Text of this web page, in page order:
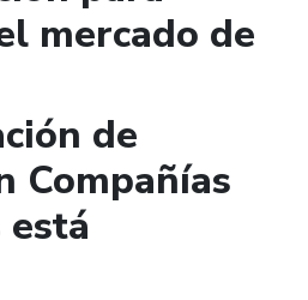
mercado de
de
Compañías